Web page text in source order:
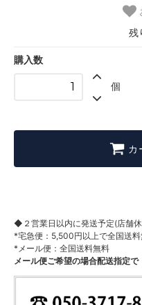
残
購入数
個
カ
◆２営業日以内に発送予定(店舗
*宅急便：5,500円以上で全国送
*メール便：全国送料無料
メール便ご希望の場合配送指定